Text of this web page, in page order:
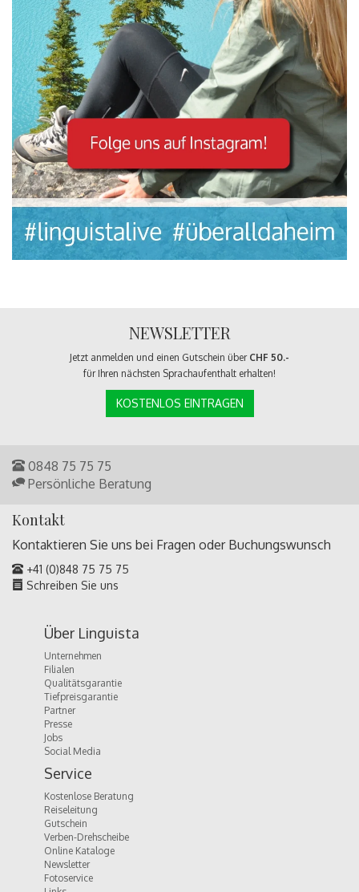
NEWSLETTER
Jetzt anmelden und einen Gutschein über CHF 50.-
für Ihren nächsten Sprachaufenthalt erhalten!
KOSTENLOS EINTRAGEN
0848 75 75 75
Persönliche Beratung
Kontakt
Kontaktieren Sie uns bei Fragen oder Buchungswunsch
+41 (0)848 75 75 75
Schreiben Sie uns
Über Linguista
Unternehmen
Filialen
Qualitätsgarantie
Tiefpreisgarantie
Partner
Presse
Jobs
Social Media
Service
Kostenlose Beratung
Reiseleitung
Gutschein
Verben-Drehscheibe
Online Kataloge
Newsletter
Fotoservice